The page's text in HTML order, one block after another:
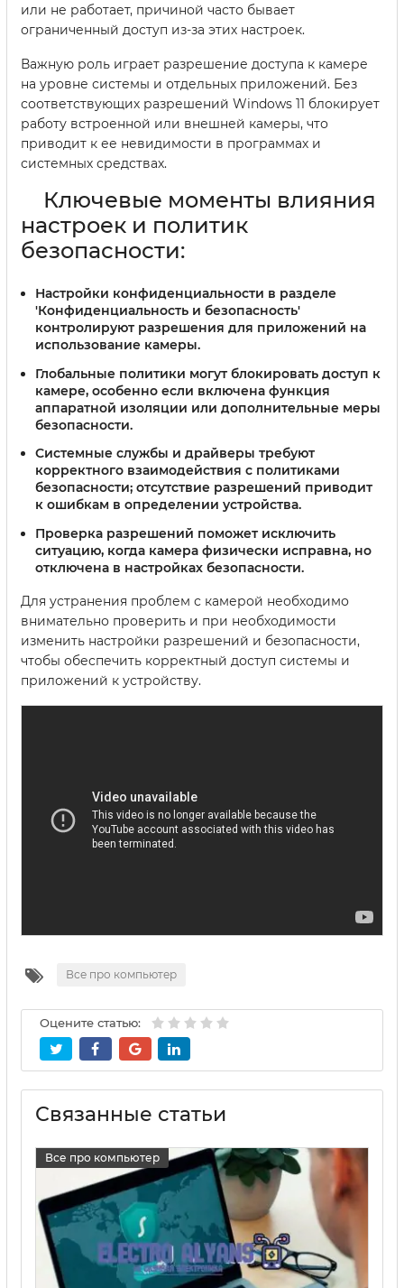
или не работает, причиной часто бывает
ограниченный доступ из-за этих настроек.
Важную роль играет разрешение доступа к камере
на уровне системы и отдельных приложений. Без
соответствующих разрешений Windows 11 блокирует
работу встроенной или внешней камеры, что
приводит к ее невидимости в программах и
системных средствах.
Ключевые моменты влияния
настроек и политик
безопасности:
Настройки конфиденциальности в разделе
'Конфиденциальность и безопасность'
контролируют разрешения для приложений на
использование камеры.
Глобальные политики могут блокировать доступ к
камере, особенно если включена функция
аппаратной изоляции или дополнительные меры
безопасности.
Системные службы и драйверы требуют
корректного взаимодействия с политиками
безопасности; отсутствие разрешений приводит
к ошибкам в определении устройства.
Проверка разрешений поможет исключить
ситуацию, когда камера физически исправна, но
отключена в настройках безопасности.
Для устранения проблем с камерой необходимо
внимательно проверить и при необходимости
изменить настройки разрешений и безопасности,
чтобы обеспечить корректный доступ системы и
приложений к устройству.
Все про компьютер
Оцените статью:
Связанные статьи
Все про компьютер